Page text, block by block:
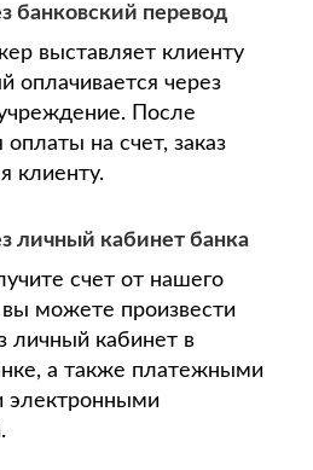
банковский перевод
выставляет клиенту
оплачивается через
После
оплаты на счет, заказ
клиенту.
личный кабинет банка
счет от нашего
можете произвести
личный кабинет в
а также платежными
электронными